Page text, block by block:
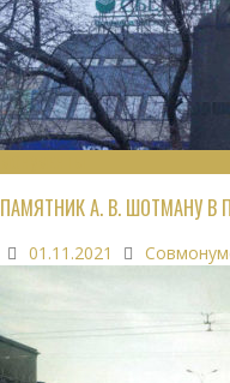
ПАМЯТНИК А. В. ШОТМАНУ В
01.11.2021